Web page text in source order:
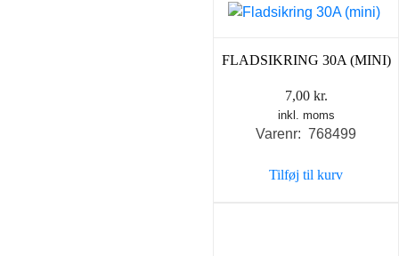
FLADSIKRING 30A (MINI)
7,00 kr.
inkl. moms
Varenr: 768499
Tilføj til kurv